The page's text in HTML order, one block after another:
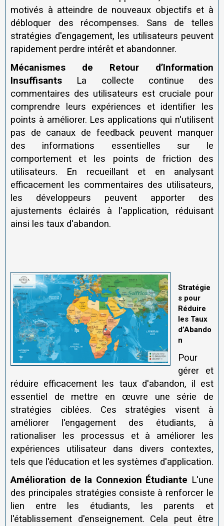
motivés à atteindre de nouveaux objectifs et à
débloquer des récompenses. Sans de telles
stratégies d'engagement, les utilisateurs peuvent
rapidement perdre intérêt et abandonner.
Mécanismes de Retour d’Information
Insuffisants La collecte continue des
commentaires des utilisateurs est cruciale pour
comprendre leurs expériences et identifier les
points à améliorer. Les applications qui n'utilisent
pas de canaux de feedback peuvent manquer
des informations essentielles sur le
comportement et les points de friction des
utilisateurs. En recueillant et en analysant
efficacement les commentaires des utilisateurs,
les développeurs peuvent apporter des
ajustements éclairés à l'application, réduisant
ainsi les taux d'abandon.
Stratégie
s pour
Réduire
les Taux
d’Abando
n
Pour
gérer et
réduire efficacement les taux d'abandon, il est
essentiel de mettre en œuvre une série de
stratégies ciblées. Ces stratégies visent à
améliorer l'engagement des étudiants, à
rationaliser les processus et à améliorer les
expériences utilisateur dans divers contextes,
tels que l'éducation et les systèmes d'application.
Amélioration de la Connexion Étudiante L'une
des principales stratégies consiste à renforcer le
lien entre les étudiants, les parents et
l'établissement d'enseignement. Cela peut être